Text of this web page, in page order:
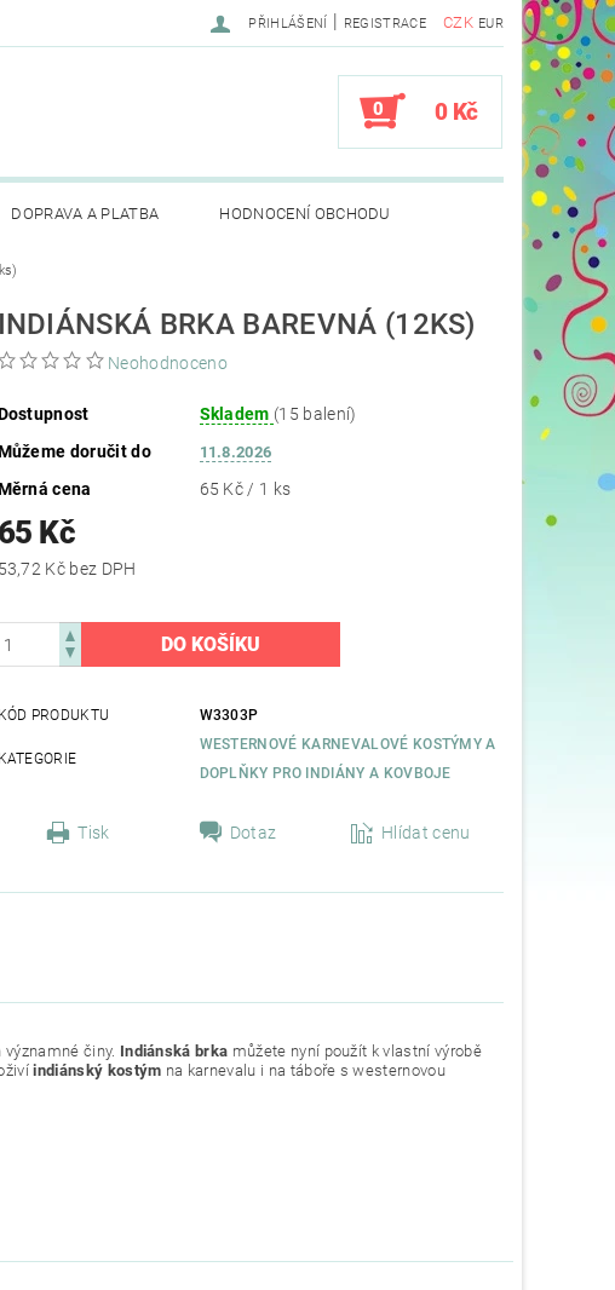
CZK EUR
PŘIHLÁŠENÍ | REGISTRACE
0 0 Kč
DOPRAVA A PLATBA HODNOCENÍ OBCHODU
INDIÁNSKÁ BRKA BAREVNÁ (12KS)
Neohodnoceno
Skladem (15 balení)
doručit do
11.8.2026
cena 65 Kč / 1 ks
65 Kč
53,72 Kč bez DPH
KÓD PRODUKTU W3303P
KATEGORIE
WESTERNOVÉ KARNEVALOVÉ KOSTÝMY A
DOPLŇKY PRO INDIÁNY A KOVBOJE
Tisk Dotaz Hlídat cenu
činy. Indiánská brka můžete nyní použít k vlastní výrobě
indiánský kostým na karnevalu i na táboře s westernovou